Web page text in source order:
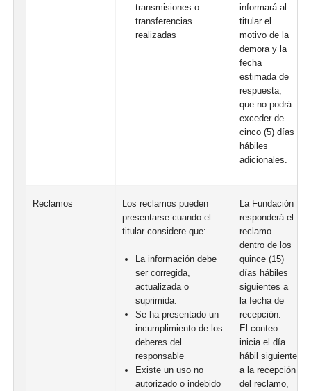
transmisiones o
transferencias
realizadas
informará al
titular el
motivo de la
demora y la
fecha
estimada de
respuesta,
que no podrá
exceder de
cinco (5) días
hábiles
adicionales.
Reclamos
Los reclamos pueden
presentarse cuando el
titular considere que:
La información debe
ser corregida,
actualizada o
suprimida.
Se ha presentado un
incumplimiento de los
deberes del
responsable
Existe un uso no
autorizado o indebido
La Fundación
responderá el
reclamo
dentro de los
quince (15)
días hábiles
siguientes a
la fecha de
recepción.
El conteo
inicia el día
hábil siguiente
a la recepción
del reclamo,